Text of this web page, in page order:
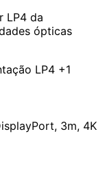
LP4 da
ópticas
LP4 +1
3m, 4K